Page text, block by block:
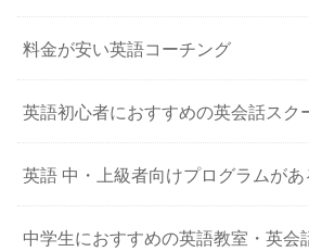
料金が安い英語コーチング
英語初心者におすすめの英会話スク
英語 中・上級者向けプログラムが
中学生におすすめの英語教室・英会